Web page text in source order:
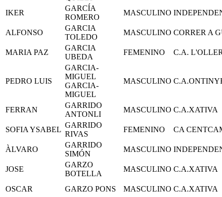
IKER
GARCÍA
ROMERO
MASCULINO
ALFONSO
GARCIA
TOLEDO
MASCULINO CORRER A
MARIA PAZ
GARCIA
UBEDA
FEMENINO C.A.
PEDRO LUIS
GARCIA-
MIGUEL
GARCIA-
MIGUEL
MASCULINO
FERRAN
GARRIDO
ANTONLI
MASCULINO C.A.XATIVA
SOFIA YSABEL
GARRIDO
RIVAS
FEMENINO CA
ÀLVARO
GARRIDO
SIMÓN
MASCULINO
JOSE
GARZO
BOTELLA
MASCULINO C.A.XATIVA
OSCAR GARZO PONS MASCULINO C.A.XATIVA